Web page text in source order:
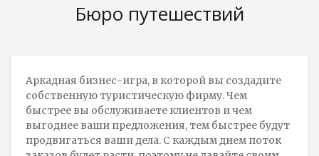
Бюро путешествий
Аркадная бизнес-игра, в которой вы создадите
собственную туристическую фирму. Чем
быстрее вы обслуживаете клиентов и чем
выгоднее ваши предложения, тем быстрее будут
продвигаться ваши дела. С каждым днем поток